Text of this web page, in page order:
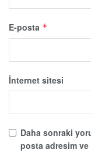
E-posta *
İnternet sitesi
Daha sonraki
posta adresim ve